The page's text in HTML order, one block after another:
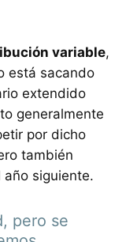
variable,
está sacando
extendido
generalmente
por dicho
también
siguiente.
pero se